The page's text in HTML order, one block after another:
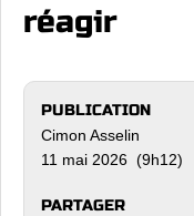
réagir
PUBLICATION
Cimon Asselin
11 mai 2026 (9h12)
PARTAGER